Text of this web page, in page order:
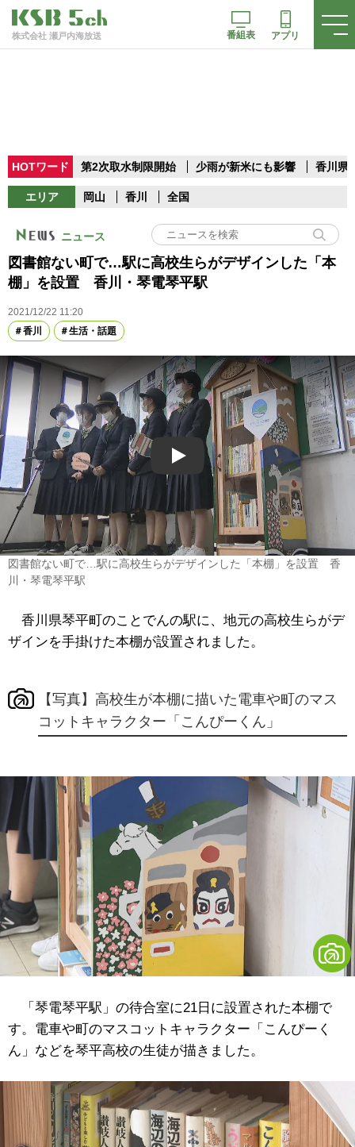
株式会社 瀬戸内海放送 番組表 アプリ
HOTワード 第2次取水制限開始 少雨が新米にも影響 香川県
エリア 岡山 香川 全国
ニュース
図書館ない町で…駅に高校生らがデザインした「本
棚」を設置 香川・琴電琴平駅
2021/12/22 11:20
香川
生活・話題
Play
図書館ない町で…駅に高校生らがデザインした「本棚」を設置 香
川・琴電琴平駅
香川県琴平町のことでんの駅に、地元の高校生らがデ
ザインを手掛けた本棚が設置されました。
【写真】高校生が本棚に描いた電車や町のマス
コットキャラクター「こんぴーくん」
「琴電琴平駅」の待合室に21日に設置された本棚で
す。電車や町のマスコットキャラクター「こんぴーく
ん」などを琴平高校の生徒が描きました。